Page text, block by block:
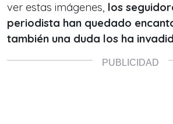
ver estas imágenes, los
periodista han quedado
también una duda los ha